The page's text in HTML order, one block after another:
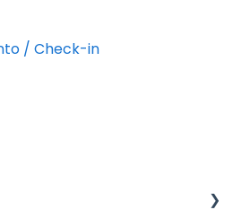
/ Check-in